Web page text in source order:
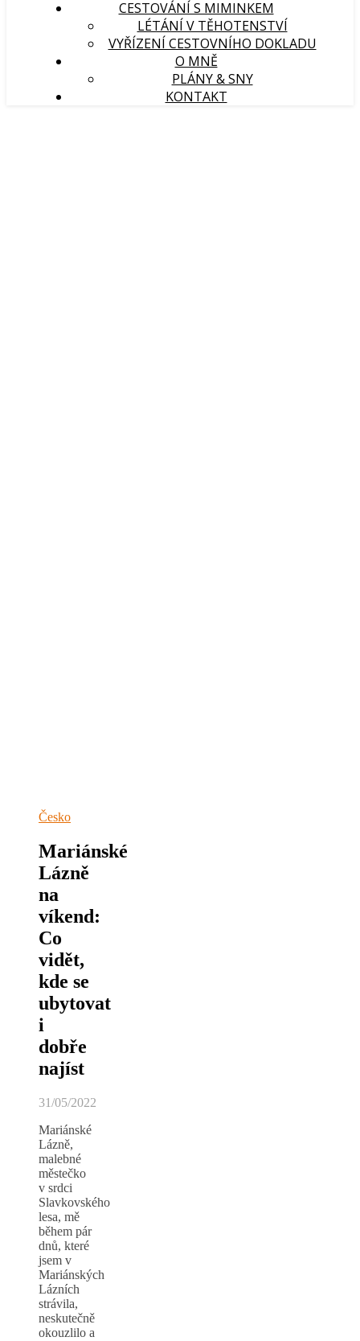
CESTOVÁNÍ S MIMINKEM
LÉTÁNÍ V TĚHOTENSTVÍ
VYŘÍZENÍ CESTOVNÍHO DOKLADU
O MNĚ
PLÁNY & SNY
KONTAKT
Česko
Mariánské
Lázně
na
víkend:
Co
vidět,
kde se
ubytovat
i
dobře
najíst
31/05/2022
Mariánské
Lázně,
malebné
městečko
v srdci
Slavkovského
lesa, mě
během pár
dnů, které
jsem v
Mariánských
Lázních
strávila,
neskutečně
okouzlilo a